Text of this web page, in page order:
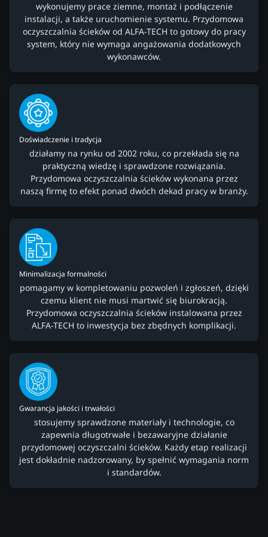
wykonujemy prace ziemne, montaż i podłączenie
instalacji, a także uruchomienie systemu. Przydomowa
oczyszczalnia ścieków od ALFA-TECH to gotowy do pracy
system, który nie wymaga angażowania dodatkowych
wykonawców.
Doświadczenie i tradycja
działamy na rynku od 2002 roku, co przekłada się na
praktyczną wiedzę i sprawdzone rozwiązania.
Przydomowa oczyszczalnia ścieków wykonana przez
naszą firmę to efekt ponad dwóch dekad pracy w branży.
Minimalizacja formalności
pomagamy w kompletowaniu pozwoleń i zgłoszeń, dzięki
czemu klient nie musi martwić się biurokracją.
Przydomowa oczyszczalnia ścieków instalowana przez
ALFA-TECH to inwestycja bez zbędnych komplikacji.
Gwarancja jakości i trwałości
stosujemy sprawdzone materiały i technologie, co
zapewnia długotrwałe i bezawaryjne działanie
przydomowej oczyszczalni ścieków. Każdy etap realizacji
jest dokładnie nadzorowany, by spełnić wymagania norm
i standardów.